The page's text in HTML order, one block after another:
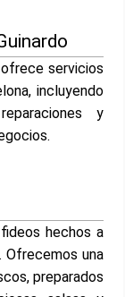
ofrece servicios
incluyendo
y
hechos a
Ofrecemos una
preparados